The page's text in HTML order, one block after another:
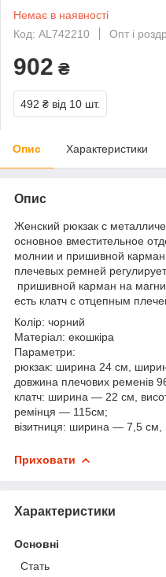
Немає в наявності
Код: AL742210
Опт і
902 ₴
492 ₴ від 10 шт.
Опис Характеристики
Опис
Женский рюкзак с
основное вместительное
молнии и пришивной
плечевых ремней
пришивной карман на
есть клатч с отцепным
Колір: чорний
Матеріал: екошкіра
Параметри:
рюкзак: ширина 24 см,
довжина плечових ременів
клатч: ширина — 22 см,
ремінця — 115см;
візитниця: ширина — 7,5 см,
Приховати
Характеристики
Основні
Стать